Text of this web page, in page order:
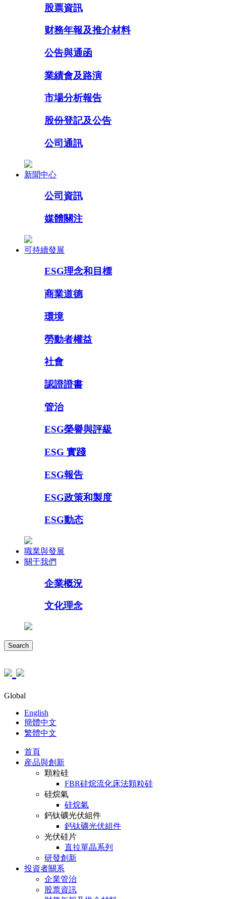
股票資訊
财務年報及推介材料
公告與通函
業績會及路演
市場分析報告
股份登記及公告
公司通訊
新聞中心
公司資訊
媒體關注
可持續發展
ESG理念和目標
商業道德
環境
勞動者權益
社會
認證證書
管治
ESG榮譽與評級
ESG 實踐
ESG報告
ESG政策和製度
ESG動态
職業與發展
關于我們
企業概況
文化理念
Search
Global
English
簡體中文
繁體中文
首頁
産品與創新
顆粒硅
FBR硅烷流化床法顆粒硅
硅烷氣
硅烷氣
鈣钛礦光伏組件
鈣钛礦光伏組件
光伏硅片
直拉單晶系列
研發創新
投資者關系
企業管治
股票資訊